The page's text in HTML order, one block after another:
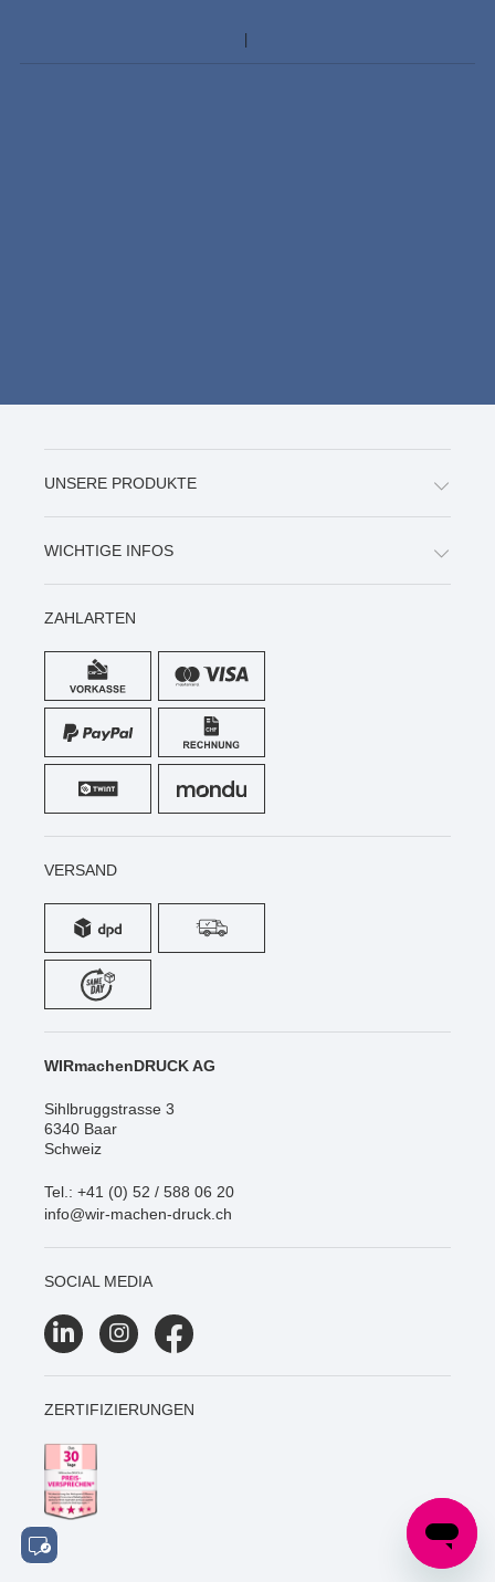
UNSERE PRODUKTE
WICHTIGE INFOS
ZAHLARTEN
VERSAND
WIRmachenDRUCK AG
Sihlbruggstrasse 3
6340 Baar
Schweiz
Tel.: +41 (0) 52 / 588 06 20
info@wir-machen-druck.ch
SOCIAL MEDIA
ZERTIFIZIERUNGEN